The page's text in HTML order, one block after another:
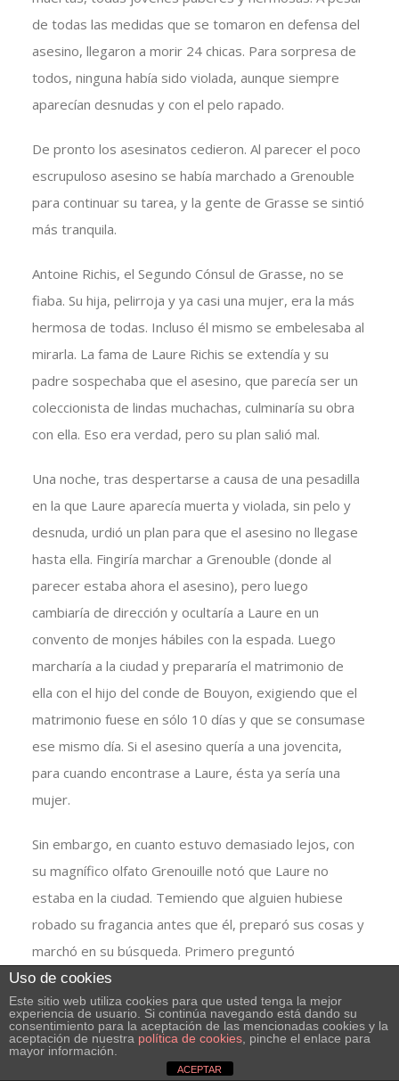
de todas las medidas que se tomaron en defensa del
asesino, llegaron a morir 24 chicas. Para sorpresa de
todos, ninguna había sido violada, aunque siempre
aparecían desnudas y con el pelo rapado.
De pronto los asesinatos cedieron. Al parecer el poco
escrupuloso asesino se había marchado a Grenouble
para continuar su tarea, y la gente de Grasse se sintió
más tranquila.
Antoine Richis, el Segundo Cónsul de Grasse, no se
fiaba. Su hija, pelirroja y ya casi una mujer, era la más
hermosa de todas. Incluso él mismo se embelesaba al
mirarla. La fama de Laure Richis se extendía y su
padre sospechaba que el asesino, que parecía ser un
coleccionista de lindas muchachas, culminaría su obra
con ella. Eso era verdad, pero su plan salió mal.
Una noche, tras despertarse a causa de una pesadilla
en la que Laure aparecía muerta y violada, sin pelo y
desnuda, urdió un plan para que el asesino no llegase
hasta ella. Fingiría marchar a Grenouble (donde al
parecer estaba ahora el asesino), pero luego
cambiaría de dirección y ocultaría a Laure en un
convento de monjes hábiles con la espada. Luego
marcharía a la ciudad y prepararía el matrimonio de
ella con el hijo del conde de Bouyon, exigiendo que el
matrimonio fuese en sólo 10 días y que se consumase
ese mismo día. Si el asesino quería a una jovencita,
para cuando encontrase a Laure, ésta ya sería una
mujer.
Sin embargo, en cuanto estuvo demasiado lejos, con
su magnífico olfato Grenouille notó que Laure no
estaba en la ciudad. Temiendo que alguien hubiese
robado su fragancia antes que él, preparó sus cosas y
marchó en su búsqueda. Primero preguntó
efusivamente a un oficial, que le señaló que Richis se
había marchado hacia el norte. Pero su olfato le
indicaba el sur.
Obviamente se fió de su olfato, y llegó a la posada
Uso de cookies
Este sitio web utiliza cookies para que usted tenga la mejor
experiencia de usuario. Si continúa navegando está dando su
consentimiento para la aceptación de las mencionadas cookies y la
aceptación de nuestra política de cookies , pinche el enlace para
mayor información.
ACEPTAR